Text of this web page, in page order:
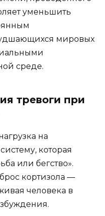
уменьшить
мировых
среде.
тревоги при
на
которая
или бегство».
кортизола —
человека в